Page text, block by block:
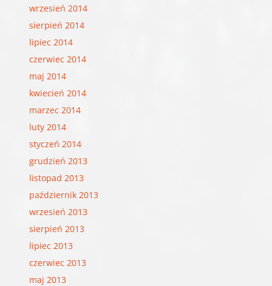
wrzesień 2014
sierpień 2014
lipiec 2014
czerwiec 2014
maj 2014
kwiecień 2014
marzec 2014
luty 2014
styczeń 2014
grudzień 2013
listopad 2013
październik 2013
wrzesień 2013
sierpień 2013
lipiec 2013
czerwiec 2013
maj 2013